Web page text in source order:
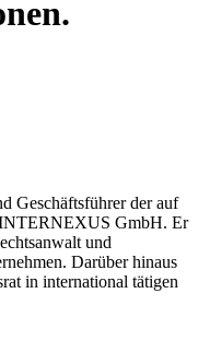
Geschäftsführer der auf
INTERNEXUS GmbH. Er
und
Darüber hinaus
in international tätigen